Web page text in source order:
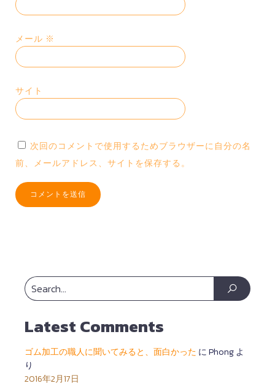
メール ※
サイト
次回のコメントで使用するためブラウザーに自分の名
前、メールアドレス、サイトを保存する。
Latest Comments
ゴム加工の職人に聞いてみると、面白かった にPhongよ
り
2016年2月17日